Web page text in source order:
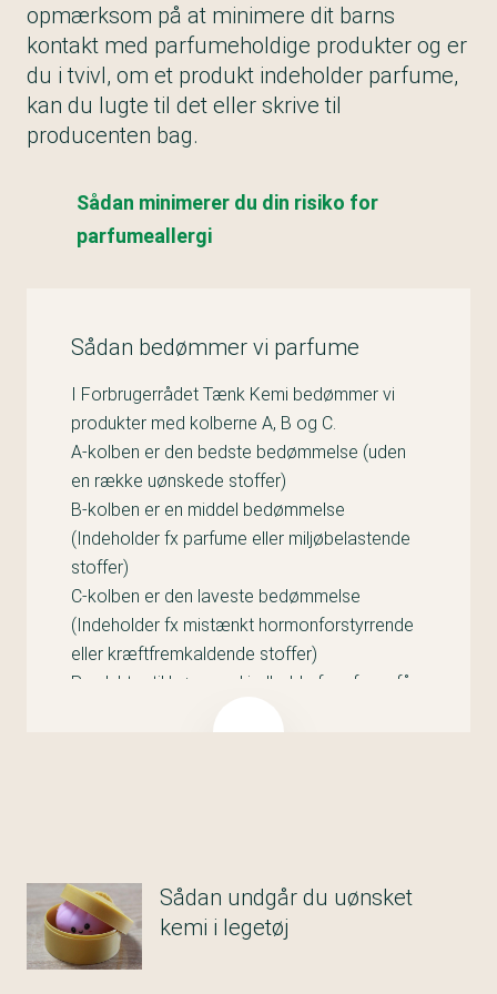
opmærksom på at minimere dit barns
kontakt med parfumeholdige produkter og er
du i tvivl, om et produkt indeholder parfume,
kan du lugte til det eller skrive til
producenten bag.
Sådan minimerer du din risiko for
parfumeallergi
Sådan bedømmer vi parfume
I Forbrugerrådet Tænk Kemi bedømmer vi
produkter med kolberne A, B og C.
A-kolben er den bedste bedømmelse (uden
en række uønskede stoffer)
B-kolben er en middel bedømmelse
(Indeholder fx parfume eller miljøbelastende
stoffer)
C-kolben er den laveste bedømmelse
(Indeholder fx mistænkt hormonforstyrrende
eller kræftfremkaldende stoffer)
Produkter til børn med indhold af parfume får
som fx babyolie og vådservietter.
Sådan undgår du uønsket
kemi i legetøj